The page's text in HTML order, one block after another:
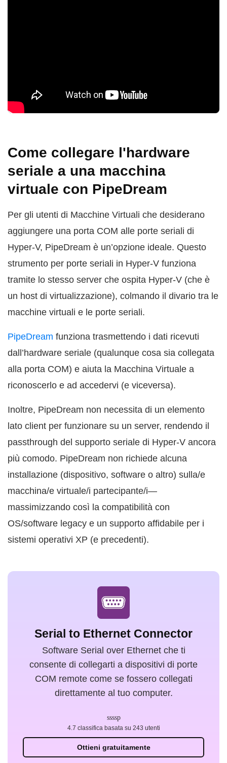
Come collegare l'hardware
seriale a una macchina
virtuale con PipeDream
Per gli utenti di Macchine Virtuali che desiderano
aggiungere una porta COM alle porte seriali di
Hyper-V, PipeDream è un’opzione ideale. Questo
strumento per porte seriali in Hyper-V funziona
tramite lo stesso server che ospita Hyper-V (che è
un host di virtualizzazione), colmando il divario tra le
macchine virtuali e le porte seriali.
PipeDream funziona trasmettendo i dati ricevuti
dall’hardware seriale (qualunque cosa sia collegata
alla porta COM) e aiuta la Macchina Virtuale a
riconoscerlo e ad accedervi (e viceversa).
Inoltre, PipeDream non necessita di un elemento
lato client per funzionare su un server, rendendo il
passthrough del supporto seriale di Hyper-V ancora
più comodo. PipeDream non richiede alcuna
installazione (dispositivo, software o altro) sulla/e
macchina/e virtuale/i partecipante/i—
massimizzando così la compatibilità con
OS/software legacy e un supporto affidabile per i
sistemi operativi XP (e precedenti).
Serial to Ethernet Connector
Software Serial over Ethernet che ti
consente di collegarti a dispositivi di porte
COM remote come se fossero collegati
direttamente al tuo computer.
Ottieni gratuitamente
4.7 classifica basata su 243 utenti